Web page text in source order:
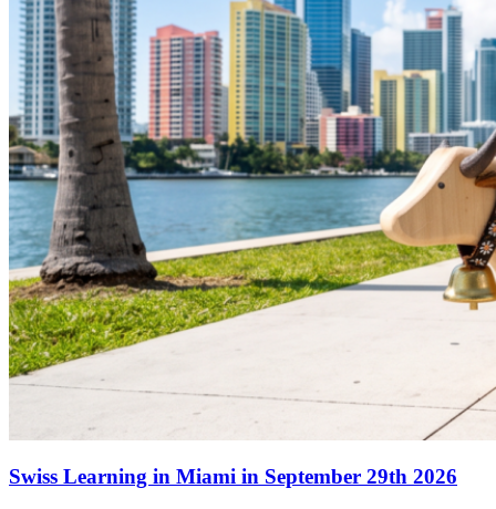
Swiss Learning in Miami in September 29th 2026